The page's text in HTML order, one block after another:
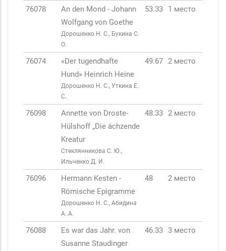
76078
An den Mond - Johann
Wolfgang von Goethe
Дорошенко Н. С., Букина С.
О.
53.33 1 место
76074
«Der tugendhafte
Hund» Heinrich Heine
Дорошенко Н. С., Уткина Е.
С.
49.67 2 место
76098
Annette von Droste-
Hülshoff „Die ächzende
Kreatur
Стеклянникова С. Ю.,
Ильченко Д. И.
48.33 2 место
76096
Hermann Kesten -
Römische Epigramme
Дорошенко Н. С., Абидина
А. А.
48 2 место
76088
Es war das Jahr. von
Susanne Staudinger
46.33 3 место